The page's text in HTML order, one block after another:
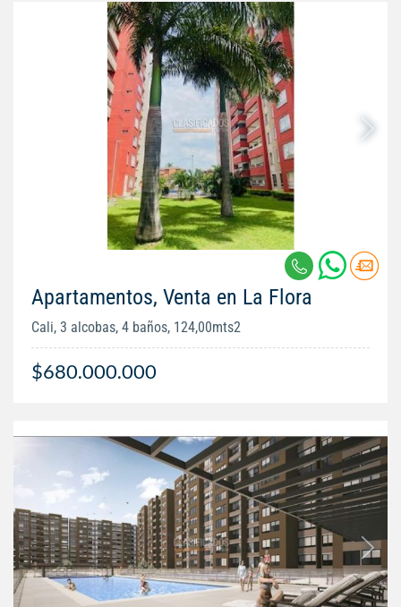
Apartamentos, Venta en La Flora
Cali, 3 alcobas, 4 baños, 124,00mts2
$680.000.000